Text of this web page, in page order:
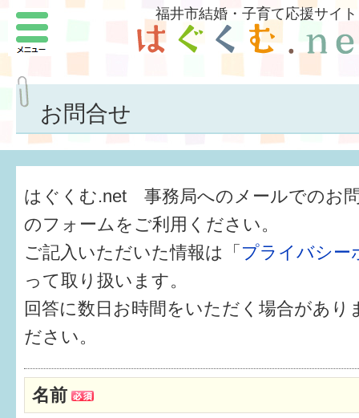
福井市結婚・子育て応援サイト
お問合せ
はぐくむ.net 事務局へのメールでのお
のフォームをご利用ください。
ご記入いただいた情報は「 プライバシー
って取り扱います。
回答に数日お時間をいただく場合があり
ださい。
名前
メニュー
結婚したい
子どもがほしい
福井の子育て環境
子どもを育てよう
もしものときの緊急連絡先
届出・手当・助成
健診・予防接種
仲間づくり・遊び場